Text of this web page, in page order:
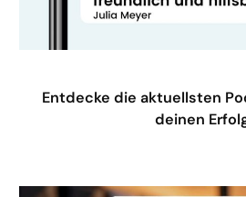
Entdecke die aktuellsten
deinen